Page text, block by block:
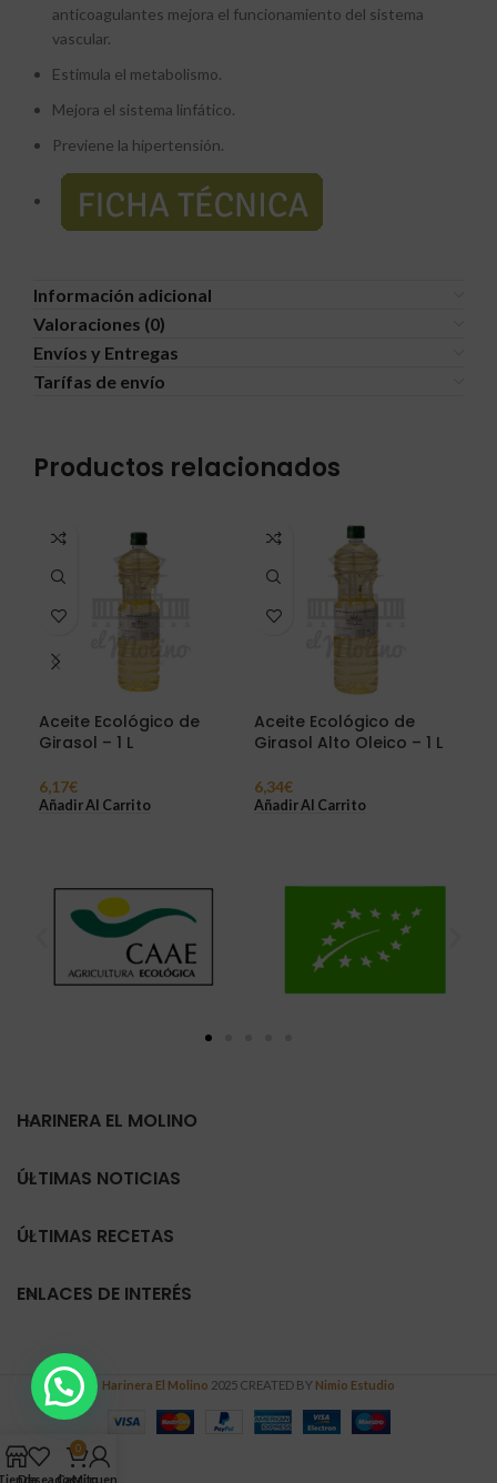
anticoagulantes mejora el funcionamiento del sistema
vascular.
Estimula el metabolismo.
Mejora el sistema linfático.
Previene la hipertensión.
Información adicional
Valoraciones (0)
Envíos y Entregas
Tarífas de envío
Productos relacionados
Aceite Ecológico de
Girasol – 1 L
6,17€
Añadir Al Carrito
Aceite Ecológico de
Girasol Alto Oleico – 1 L
6,34€
Añadir Al Carrito
HARINERA EL MOLINO
ÚLTIMAS NOTICIAS
ÚLTIMAS RECETAS
ENLACES DE INTERÉS
Harinera El Molino 2025 CREATED BY Nimio Estudio
Deseados
0
Carrito
Mi cuenta